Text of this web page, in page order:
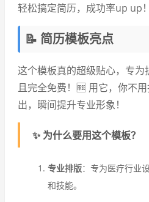
轻松搞定简历，成功率up up
📝 简历模板亮点
这个模板真的超级贴心，专
且完全免费！🆓 用它，你不
出，瞬间提升专业形象！
✨ 为什么要用这个模板？
专业排版：专为医疗行业
和技能。